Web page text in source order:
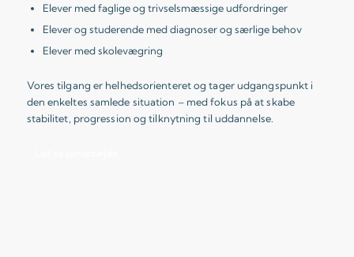
Elever med faglige og trivselsmæssige udfordringer
Elever og studerende med diagnoser og særlige behov
Elever med skolevægring
Vores tilgang er helhedsorienteret og tager udgangspunkt i
den enkeltes samlede situation – med fokus på at skabe
stabilitet, progression og tilknytning til uddannelse.